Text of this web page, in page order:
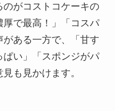
がコストコケーキの
で最高！」「コスパ
ある一方で、「甘す
ぱい」「スポンジがパ
も見かけます。